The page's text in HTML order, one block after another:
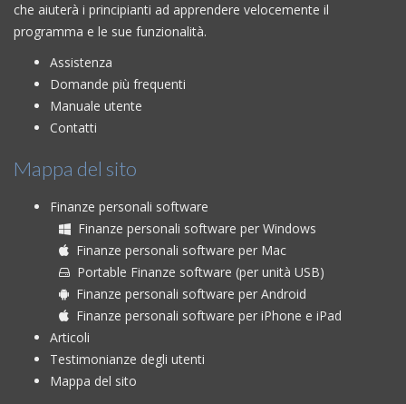
che aiuterà i principianti ad apprendere velocemente il
programma e le sue funzionalità.
Assistenza
Domande più frequenti
Manuale utente
Contatti
Mappa del sito
Finanze personali software
Finanze personali software per Windows
Finanze personali software per Mac
Portable Finanze software (per unità USB)
Finanze personali software per Android
Finanze personali software per iPhone e iPad
Articoli
Testimonianze degli utenti
Mappa del sito